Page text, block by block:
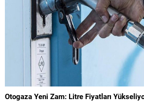
Otogaza Yeni Zam: Litre Fiyatları